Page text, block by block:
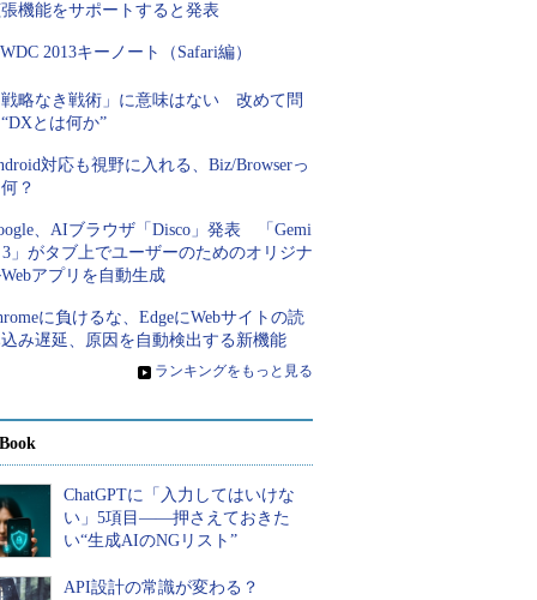
機能をサポートすると発表
2013キーノート（Safari編）
略なき戦術」に意味はない 改めて問
とは何か”
対応も視野に入れる、Biz/Browserっ
？
、AIブラウザ「Disco」発表 「Gemi
」がタブ上でユーザーのためのオリジナ
アプリを自動生成
に負けるな、EdgeにWebサイトの読
み遅延、原因を自動検出する新機能
» ランキングをもっと見る
ChatGPTに「入力してはいけな
い」5項目――押さえておきた
い“生成AIのNGリスト”
API設計の常識が変わる？